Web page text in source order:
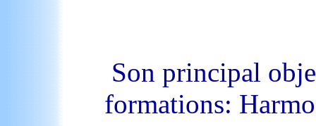
Son principal
formations: